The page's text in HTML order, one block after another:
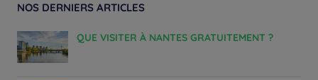
NOS DERNIERS ARTICLES
QUE VISITER À NANTES GRATUITEMENT ?